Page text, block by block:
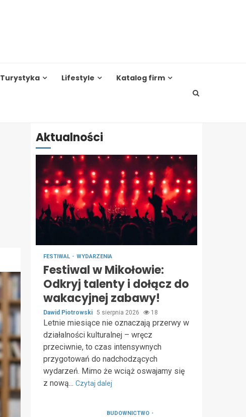
Turystyka Lifestyle Katalog firm
Aktualności
FESTIWAL WYDARZENIA
Festiwal w Mikołowie:
Odkryj talenty i dołącz do
wakacyjnej zabawy!
Dawid Piotrowski 5 sierpnia 2026 18
Letnie miesiące nie oznaczają przerwy w
działalności kulturalnej – wręcz
przeciwnie, to czas intensywnych
przygotowań do nadchodzących
wydarzeń. Mimo że wciąż oswajamy się
z nową... Czytaj dalej
BUDOWNICTWO